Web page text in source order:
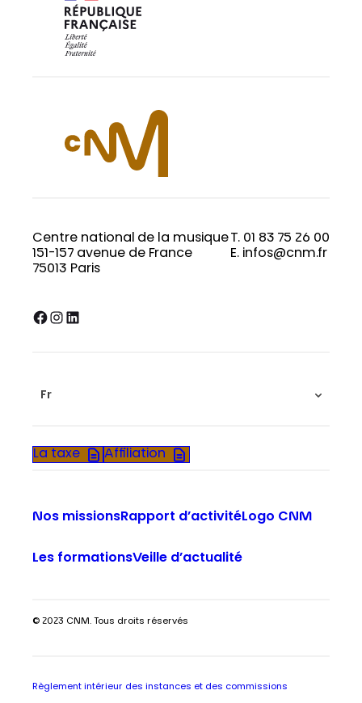
Centre national de la musique
151-157 avenue de France
75013 Paris
T. 01 83 75 26 00
E. infos@cnm.fr
Facebook InstagramLinkedIn
Fr
La taxe Affiliation
Nos missionsRapport d’activitéLogo CNM
Les formationsVeille d’actualité
© 2023 CNM. Tous droits réservés
Règlement intérieur des instances et des commissions